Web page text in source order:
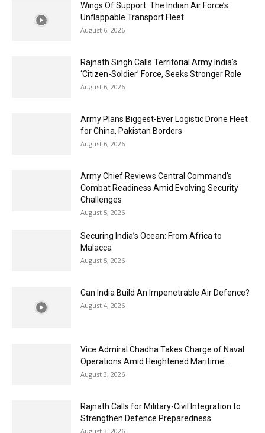
Wings Of Support: The Indian Air Force’s
Unflappable Transport Fleet
August 6, 2026
Rajnath Singh Calls Territorial Army India’s
‘Citizen-Soldier’ Force, Seeks Stronger Role
August 6, 2026
Army Plans Biggest-Ever Logistic Drone Fleet
for China, Pakistan Borders
August 6, 2026
Army Chief Reviews Central Command’s
Combat Readiness Amid Evolving Security
Challenges
August 5, 2026
Securing India’s Ocean: From Africa to
Malacca
August 5, 2026
Can India Build An Impenetrable Air Defence?
August 4, 2026
Vice Admiral Chadha Takes Charge of Naval
Operations Amid Heightened Maritime...
August 3, 2026
Rajnath Calls for Military-Civil Integration to
Strengthen Defence Preparedness
August 3, 2026